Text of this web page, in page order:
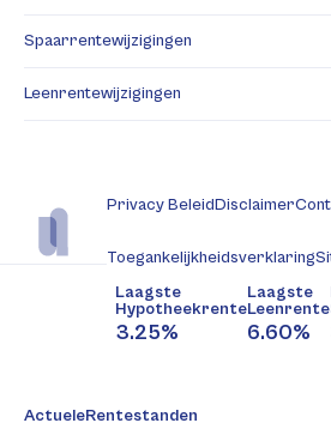
Spaarrentewijzigingen
Leenrentewijzigingen
Privacy BeleidDisclaimer
Toegankelijkheidsverklaring
Laagste
Hypotheekrente
3.25%
Laagste
Leenrente
6.60%
ActueleRentestanden